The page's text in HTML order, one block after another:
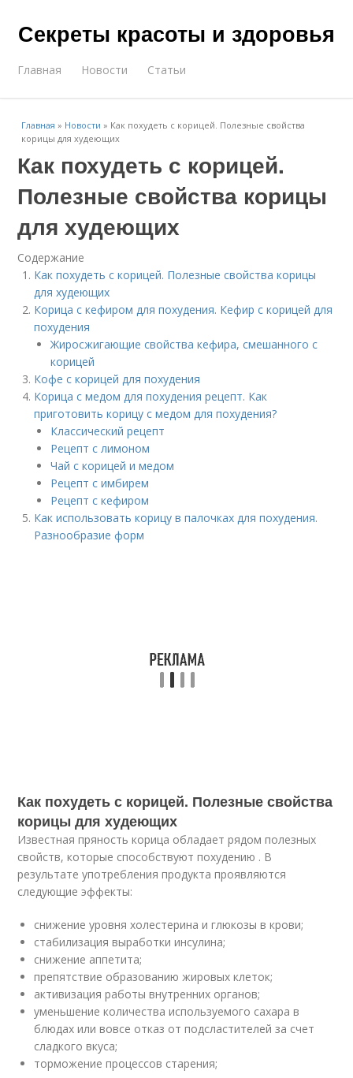
Секреты красоты и здоровья
Главная Новости Статьи
Главная » Новости » Как похудеть с корицей. Полезные свойства
корицы для худеющих
Как похудеть с корицей.
Полезные свойства корицы
для худеющих
Содержание
Как похудеть с корицей. Полезные свойства корицы
для худеющих
Корица с кефиром для похудения. Кефир с корицей для
похудения
Жиросжигающие свойства кефира, смешанного с
корицей
Кофе с корицей для похудения
Корица с медом для похудения рецепт. Как
приготовить корицу с медом для похудения?
Классический рецепт
Рецепт с лимоном
Чай с корицей и медом
Рецепт с имбирем
Рецепт с кефиром
Как использовать корицу в палочках для похудения.
Разнообразие форм
Как похудеть с корицей. Полезные свойства
корицы для худеющих
Известная пряность корица обладает рядом полезных
свойств, которые способствуют похудению . В
результате употребления продукта проявляются
следующие эффекты:
снижение уровня холестерина и глюкозы в крови;
стабилизация выработки инсулина;
снижение аппетита;
препятствие образованию жировых клеток;
активизация работы внутренних органов;
уменьшение количества используемого сахара в
блюдах или вовсе отказ от подсластителей за счет
сладкого вкуса;
торможение процессов старения;